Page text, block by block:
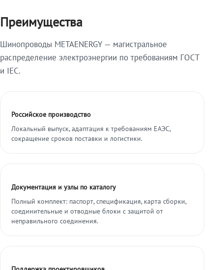
Преимущества
Шинопроводы METAENERGY — магистральное
распределение электроэнергии по требованиям ГОСТ
и IEC.
Российское производство
Локальный выпуск, адаптация к требованиям ЕАЭС,
сокращение сроков поставки и логистики.
Документация и узлы по каталогу
Полный комплект: паспорт, спецификация, карта сборки,
соединительные и отводные блоки с защитой от
неправильного соединения.